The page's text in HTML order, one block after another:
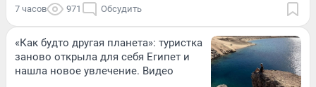
7 часов 971 Обсудить
«Как будто другая планета»: туристка
заново открыла для себя Египет и
нашла новое увлечение. Видео